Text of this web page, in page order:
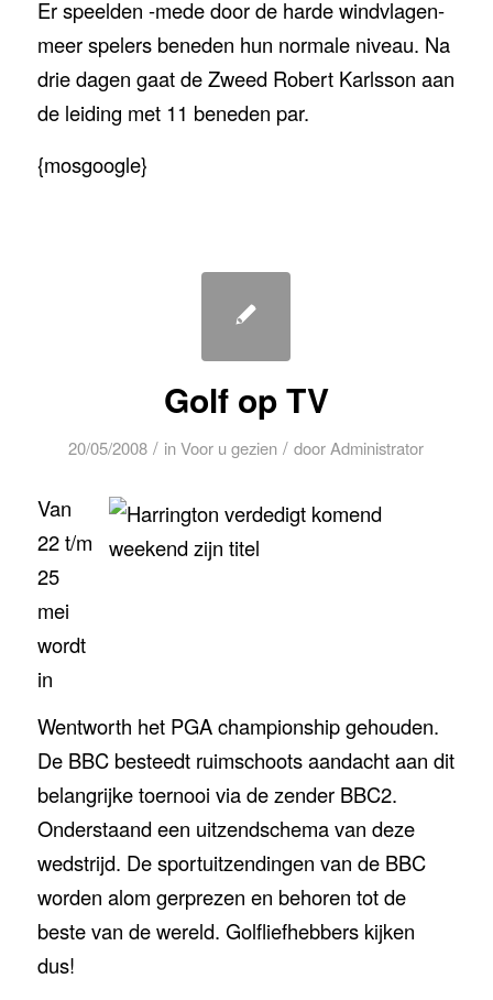
Er speelden -mede door de harde windvlagen-
meer spelers beneden hun normale niveau. Na
drie dagen gaat de Zweed Robert Karlsson aan
de leiding met 11 beneden par.
{mosgoogle}
Golf op TV
20/05/2008 / inVoor u gezien / doorAdministrator
Van
22 t/m
25
mei
wordt
in
Wentworth het PGA championship gehouden.
De BBC besteedt ruimschoots aandacht aan dit
belangrijke toernooi via de zender BBC2.
Onderstaand een uitzendschema van deze
wedstrijd. De sportuitzendingen van de BBC
worden alom gerprezen en behoren tot de
beste van de wereld. Golfliefhebbers kijken
dus!